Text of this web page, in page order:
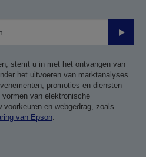
stemt u in met het ontvangen van
het uitvoeren van marktanalyses
promoties en diensten
van elektronische
en webgedrag, zoals
van Epson.